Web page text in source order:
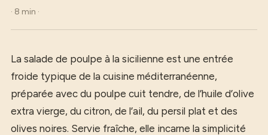
· 8 min ·
La salade de poulpe à la sicilienne est une entrée
froide typique de la cuisine méditerranéenne,
préparée avec du poulpe cuit tendre, de l’huile d’olive
extra vierge, du citron, de l’ail, du persil plat et des
olives noires. Servie fraîche, elle incarne la simplicité